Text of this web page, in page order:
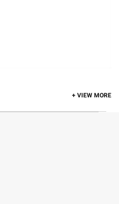
+ VIEW MORE